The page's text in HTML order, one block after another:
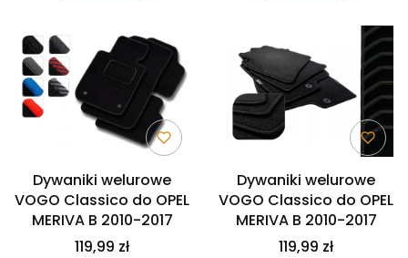
Dywaniki welurowe
VOGO Classico do OPEL
MERIVA B 2010-2017
119,99 zł
Dywaniki welurowe
VOGO Classico do OPEL
MERIVA B 2010-2017
119,99 zł